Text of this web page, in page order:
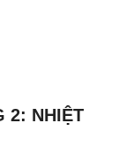
2: NHIỆT